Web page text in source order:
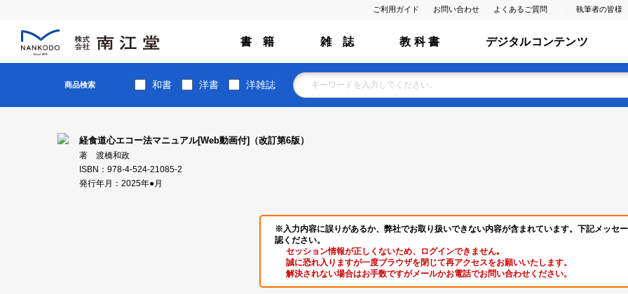
ご利用ガイド お問い合わせ よくあるご質問 執筆者の皆様
書 籍 雑 誌 教 科 書 デジタルコンテンツ
商品検索 和書 洋書 洋雑誌
経食道心エコー法マニュアル[Web動画付]（改訂第6版）
著 渡橋和政
ISBN：978-4-524-21085-2
発行年月：2025年●月
※入力内容に誤りがあるか、弊社でお取り扱いできない内容が含まれています。下記メッセ
認ください。
セッション情報が正しくないため、ログインできません｡
誠に恐れ入りますが一度ブラウザを閉じて再アクセスをお願いいたします。
解決されない場合はお手数ですがメールかお電話でお問い合わせください。